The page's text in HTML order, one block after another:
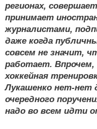
регионах,
принимает
журналистами,
даже когда
совсем не значит,
работает.
хоккейная
Лукашенко нет-нет
очередного
надо во всем идти